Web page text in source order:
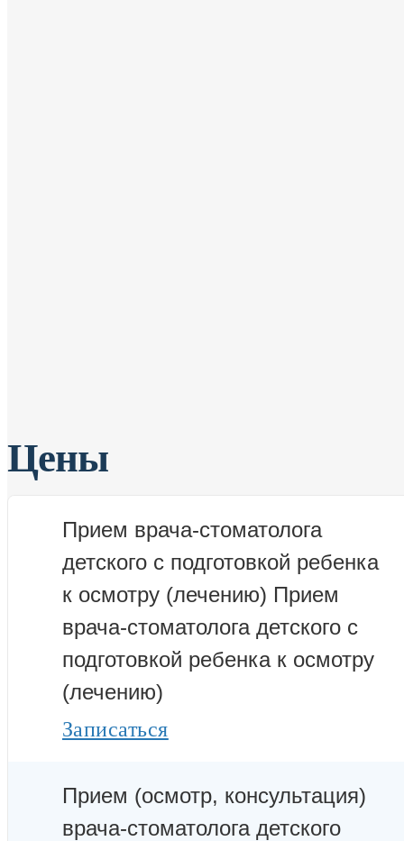
Цены
Прием врача-стоматолога
детского с подготовкой ребенка
к осмотру (лечению) Прием
врача-стоматолога детского с
подготовкой ребенка к осмотру
(лечению)
Записаться
Прием (осмотр, консультация)
врача-стоматолога детского